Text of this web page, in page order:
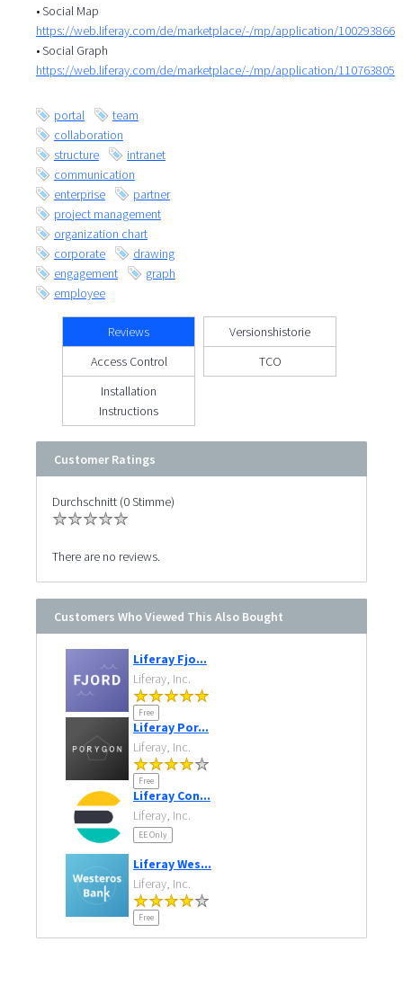
• Social Map
https://web.liferay.com/de/marketplace/-/mp/application/100293866
• Social Graph
https://web.liferay.com/de/marketplace/-/mp/application/110763805
portal
team
collaboration
structure
intranet
communication
enterprise
partner
project management
organization chart
corporate
drawing
engagement
graph
employee
Reviews
Versionshistorie
Access Control
TCO
Installation
Instructions
Customer Ratings
Durchschnitt (0 Stimme)
There are no reviews.
Customers Who Viewed This Also Bought
Liferay Fjo...
Liferay, Inc.
Free
Liferay Por...
Liferay, Inc.
Free
Liferay Con...
Liferay, Inc.
EE Only
Liferay Wes...
Liferay, Inc.
Free